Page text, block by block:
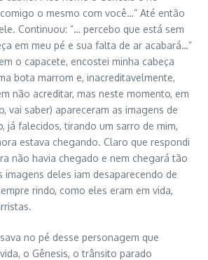
o mesmo com você…” Até então
Continuou: ”… percebo que está sem
em meu pé e sua falta de ar acabará…”
o capacete, encostei minha cabeça
bota marrom e, inacreditavelmente,
não acreditar, mas neste momento, em
vai saber) apareceram as imagens de
já falecidos, tirando um sarro de mim,
estava chegando. Claro que respondi
não havia chegado e nem chegará tão
deles iam desaparecendo de
rindo, como eles eram em vida,
no pé desse personagem que
o Gênesis, o trânsito parado